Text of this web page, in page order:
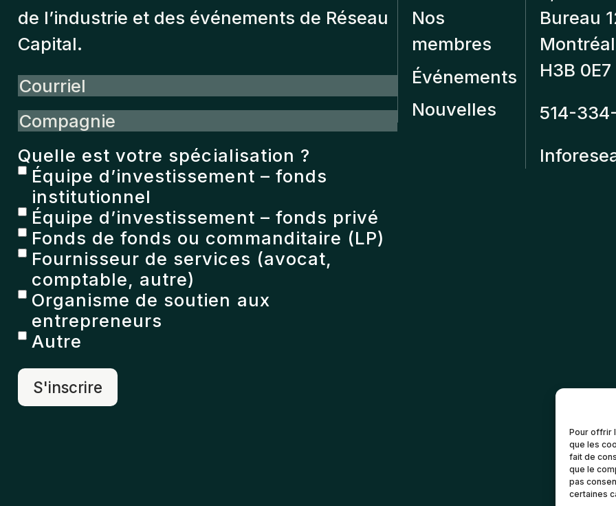
Pour offrir
que les
fait de
que le
pas
certaines
de l’industrie et des événements de Réseau
Capital.
Courriel
Compagnie
Quelle est votre spécialisation ?
Équipe d’investissement – fonds
institutionnel
Équipe d’investissement – fonds privé
Fonds de fonds ou commanditaire (LP)
Fournisseur de services (avocat,
comptable, autre)
Organisme de soutien aux
entrepreneurs
Autre
Nos
membres
Événements
Nouvelles
Bureau
H3B 0E7
514-